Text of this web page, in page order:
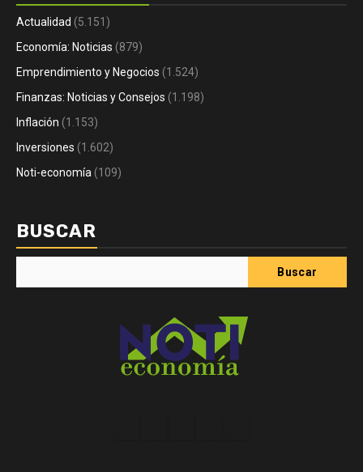
Actualidad (5.151)
Economía: Noticias (879)
Emprendimiento y Negocios (1.524)
Finanzas: Noticias y Consejos (1.198)
Inflación (1.153)
Inversiones (1.602)
Noti-economía (109)
BUSCAR
Buscar